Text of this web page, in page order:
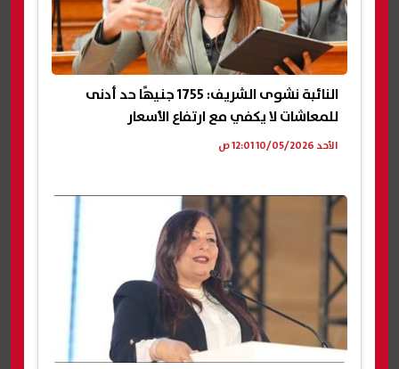
النائبة نشوى الشريف: 1755 جنيهًا حد أدنى
للمعاشات لا يكفي مع ارتفاع الأسعار
الأحد 10/05/2026 12:01 ص